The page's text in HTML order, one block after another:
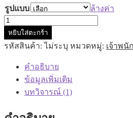
รูปแบบ ล้างค่า
หยิบใส่ตะกร้า
รหัสสินค้า:ไม่ระบุ หมวดหมู่: เจ้าพนั
คำอธิบาย
ข้อมูลเพิ่มเติม
บทวิจารณ์ (1)